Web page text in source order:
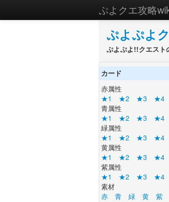
ぷよクエ攻略
ぷよぷよ
ぷよぷよ!!クエスト
カード
赤属性
★1
★2 ★3 ★4
青属性
★1
★2 ★3 ★4
緑属性
★1
★2 ★3 ★4
黄属性
★1
★2 ★3 ★4
紫属性
★1
★2 ★3 ★4
素材
赤
青 緑 黄
紫